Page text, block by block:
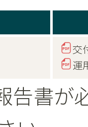
交
運
告書が